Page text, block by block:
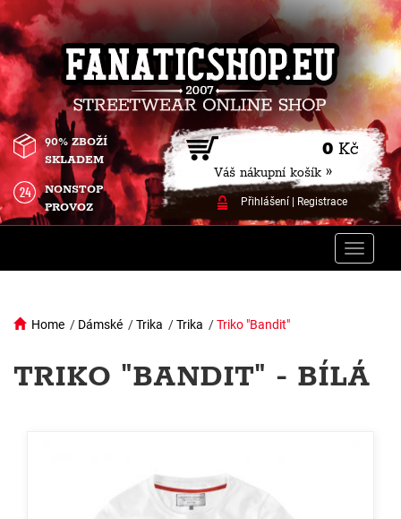
0 Kč
Váš nákupní košík »
Přihlášení| Registrace
90% ZBOŽÍ
SKLADEM
NONSTOP
PROVOZ
Toggle
Home / Dámské /Trika /Trika /Triko "Bandit"
TRIKO "BANDIT" - BÍLÁ